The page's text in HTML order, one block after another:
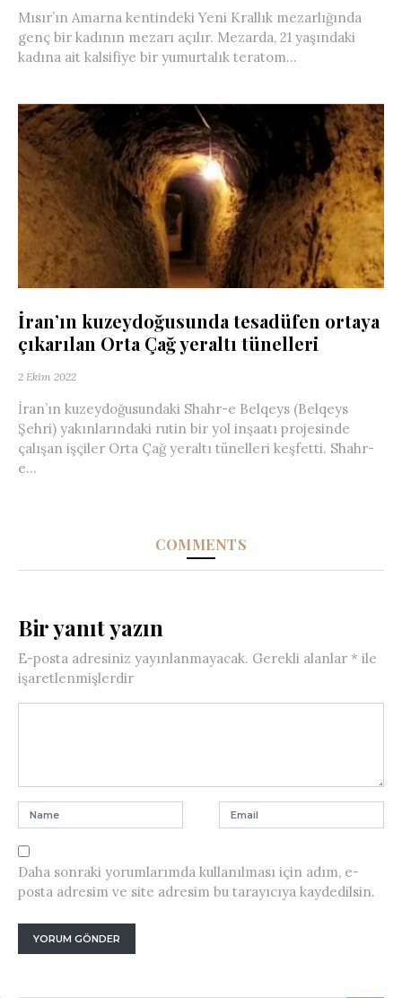
Mısır’ın Amarna kentindeki Yeni Krallık mezarlığında
genç bir kadının mezarı açılır. Mezarda, 21 yaşındaki
kadına ait kalsifiye bir yumurtalık teratom...
İran’ın kuzeydoğusunda tesadüfen ortaya
çıkarılan Orta Çağ yeraltı tünelleri
2 Ekim 2022
İran’ın kuzeydoğusundaki Shahr-e Belqeys (Belqeys
Şehri) yakınlarındaki rutin bir yol inşaatı projesinde
çalışan işçiler Orta Çağ yeraltı tünelleri keşfetti. Shahr-
e...
COMMENTS
Bir yanıt yazın
E-posta adresiniz yayınlanmayacak. Gerekli alanlar * ile
işaretlenmişlerdir
Daha sonraki yorumlarımda kullanılması için adım, e-
posta adresim ve site adresim bu tarayıcıya kaydedilsin.